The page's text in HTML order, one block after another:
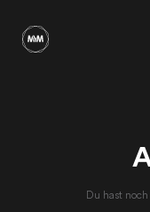
Du hast